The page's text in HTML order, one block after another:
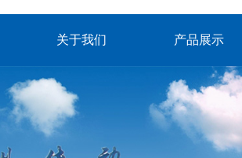
关于我们 产品展示